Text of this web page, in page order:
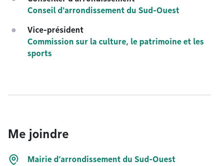
Conseil d'arrondissement du Sud-Ouest
Vice-président
Commission sur la culture, le patrimoine et les
sports
Me joindre
Mairie d’arrondissement du Sud-Ouest